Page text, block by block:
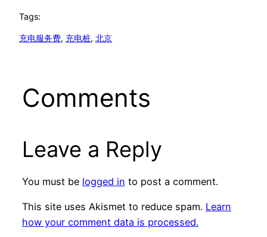
Tags:
充电服务费, 充电桩, 北京
Comments
Leave a Reply
You must be logged in to post a comment.
This site uses Akismet to reduce spam. Learn
how your comment data is processed.